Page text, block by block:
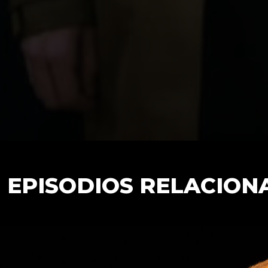
EPISODIOS